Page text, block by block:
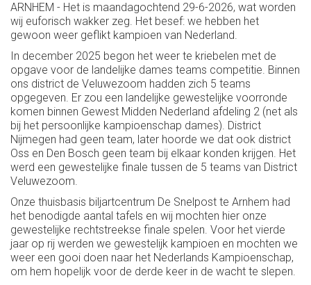
ARNHEM - Het is maandagochtend 29-6-2026, wat worden
wij euforisch wakker zeg. Het besef: we hebben het
gewoon weer geflikt kampioen van Nederland.
In december 2025 begon het weer te kriebelen met de
opgave voor de landelijke dames teams competitie. Binnen
ons district de Veluwezoom hadden zich 5 teams
opgegeven. Er zou een landelijke gewestelijke voorronde
komen binnen Gewest Midden Nederland afdeling 2 (net als
bij het persoonlijke kampioenschap dames). District
Nijmegen had geen team, later hoorde we dat ook district
Oss en Den Bosch geen team bij elkaar konden krijgen. Het
werd een gewestelijke finale tussen de 5 teams van District
Veluwezoom.
Onze thuisbasis biljartcentrum De Snelpost te Arnhem had
het benodigde aantal tafels en wij mochten hier onze
gewestelijke rechtstreekse finale spelen. Voor het vierde
jaar op rij werden we gewestelijk kampioen en mochten we
weer een gooi doen naar het Nederlands Kampioenschap,
om hem hopelijk voor de derde keer in de wacht te slepen.